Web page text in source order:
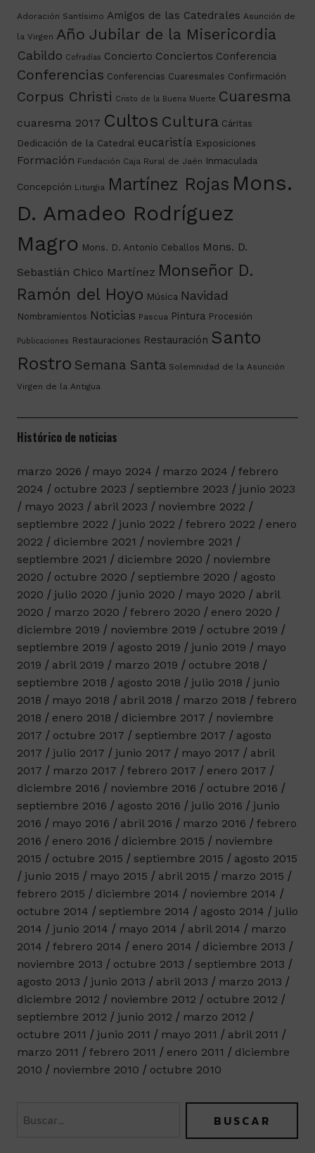
Adoración Santísimo Amigos de las Catedrales Asunción de
la Virgen Año Jubilar de la Misericordia
Cabildo Cofradías Concierto Conciertos Conferencia
Conferencias Conferencias Cuaresmales Confirmación
Corpus Christi Cristo de la Buena Muerte Cuaresma
cuaresma 2017 Cultos Cultura Cáritas
Dedicación de la Catedral eucaristía Exposiciones
Formación Fundación Caja Rural de Jaén Inmaculada
Concepción Liturgia Martínez Rojas Mons.
D. Amadeo Rodríguez
Magro Mons. D. Antonio Ceballos Mons. D.
Sebastián Chico Martínez Monseñor D.
Ramón del Hoyo Música Navidad
Nombramientos Noticias Pascua Pintura Procesión
Publicaciones Restauraciones Restauración Santo
Rostro Semana Santa Solemnidad de la Asunción
Virgen de la Antigua
Histórico de noticias
marzo 2026 mayo 2024 marzo 2024
febrero
2024
octubre 2023 septiembre 2023
junio 2023
mayo 2023
abril 2023
noviembre 2022
septiembre 2022
junio 2022 febrero 2022
enero
2022
diciembre 2021
noviembre 2021
septiembre 2021
diciembre 2020
noviembre
2020
octubre 2020 septiembre 2020
agosto
2020
julio 2020 junio 2020 mayo 2020
abril
2020
marzo 2020 febrero 2020
enero 2020
diciembre 2019
noviembre 2019
octubre 2019
septiembre 2019
agosto 2019 junio 2019
mayo
2019
abril 2019 marzo 2019
octubre 2018
septiembre 2018
agosto 2018 julio 2018
junio
2018
mayo 2018 abril 2018 marzo 2018
febrero
2018
enero 2018 diciembre 2017
noviembre
2017
octubre 2017 septiembre 2017
agosto
2017
julio 2017 junio 2017 mayo 2017
abril
2017
marzo 2017 febrero 2017
enero 2017
diciembre 2016
noviembre 2016
octubre 2016
septiembre 2016
agosto 2016 julio 2016
junio
2016
mayo 2016 abril 2016 marzo 2016
febrero
2016
enero 2016 diciembre 2015
noviembre
2015
octubre 2015 septiembre 2015
agosto 2015
junio 2015
mayo 2015 abril 2015
marzo 2015
febrero 2015
diciembre 2014
noviembre 2014
octubre 2014
septiembre 2014 agosto 2014
julio
2014
junio 2014 mayo 2014 abril 2014
marzo
2014
febrero 2014 enero 2014
diciembre 2013
noviembre 2013
octubre 2013
septiembre 2013
agosto 2013
junio 2013 abril 2013
marzo 2013
diciembre 2012
noviembre 2012
octubre 2012
septiembre 2012
junio 2012
marzo 2012
octubre 2011
junio 2011 mayo 2011
abril 2011
marzo 2011
febrero 2011 enero 2011
diciembre
2010
noviembre 2010 octubre 2010